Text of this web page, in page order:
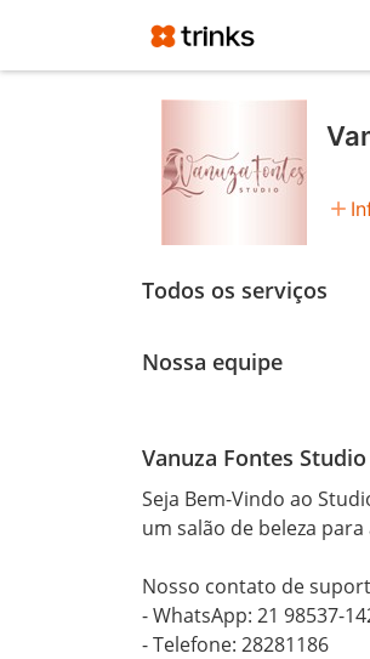
add
Todos os serviços
Nossa equipe
Vanuza Fontes Studio
Seja Bem-Vindo ao
um salão de beleza
Nosso contato de
- WhatsApp: 21 98537-
- Telefone: 28281186